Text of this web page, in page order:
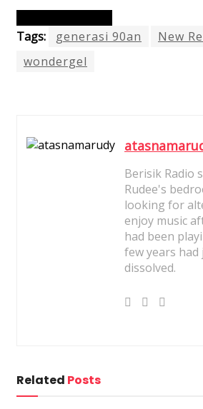
Tags:
generasi 90an
New
wondergel
Berisik Radio
Rudee's
looking for
enjoy music
had been
few years had
dissolved.
Related Posts